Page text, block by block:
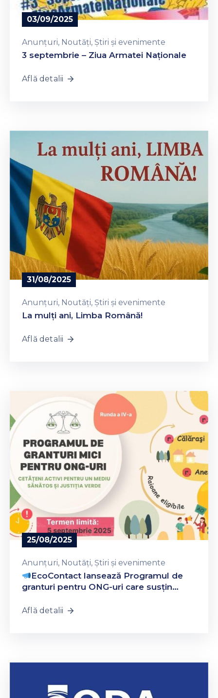
03/09/2025
Anunțuri‚ Noutăți‚ Știri și evenimente
3 septembrie – Ziua Armatei Naționale
Află detalii
31/08/2025
Anunțuri‚ Noutăți‚ Știri și evenimente
La mulți ani, Limba Română!
Află detalii
25/08/2025
Anunțuri‚ Noutăți‚ Știri și evenimente
EcoContact lansează Programul de
granturi pentru ONG-uri care susțin
mediu, în raioul Călărași
Află detalii